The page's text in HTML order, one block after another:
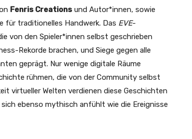
Fenris Creations und Autor*innen, sowie
für traditionelles Handwerk. Das EVE-
von den Spieler*innen selbst geschrieben
Rekorde brachen, und Siege gegen alle
geprägt. Nur wenige digitale Räume
rühmen, die von der Community selbst
virtueller Welten verdienen diese Geschichten
ebenso mythisch anfühlt wie die Ereignisse